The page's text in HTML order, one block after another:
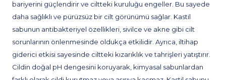
bariyerini güçlendirir ve ciltteki kuruluğu engeller. Bu sayede
daha sağlıklı ve pürüzsüz bir cilt görünümü sağlar. Kastil
sabunun antibakteriyel özellikleri, sivilce ve akne gibi cilt
sorunlarının önlenmesinde oldukça etkilidir. Ayrıca, iltihap
giderici etkisi sayesinde ciltteki kızarıklık ve tahrişleri yatıştırır.
Cildin doğal pH dengesini koruyarak, kimyasal sabunlardan